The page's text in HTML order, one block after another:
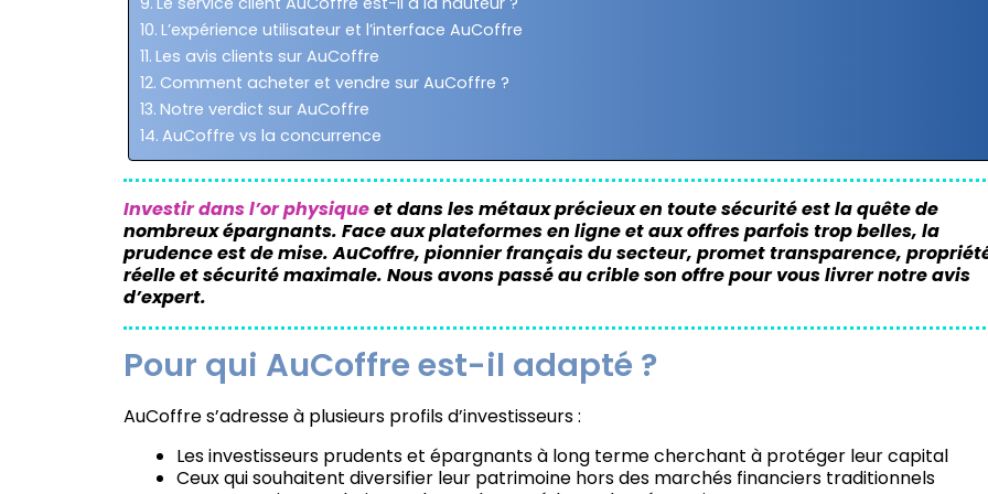
L’expérience utilisateur et l’interface AuCoffre
Les avis clients sur AuCoffre
Comment acheter et vendre sur AuCoffre ?
Notre verdict sur AuCoffre
AuCoffre vs la concurrence
Investir dans l’or physiqueet dans les métaux précieux en toute sécurité est la quête de
nombreux épargnants. Face aux plateformes en ligne et aux offres parfois trop belles, la
prudence est de mise. AuCoffre, pionnier français du secteur, promet transparence,
réelle et sécurité maximale. Nous avons passé au crible son offre pour vous livrer notre avis
d’expert.
Pour qui AuCoffre est-il adapté ?
AuCoffre s’adresse à plusieurs profils d’investisseurs :
Les investisseurs prudents et épargnants à long terme cherchant à protéger leur capital
Ceux qui souhaitent diversifier leur patrimoine hors des marchés financiers traditionnels